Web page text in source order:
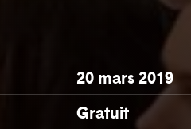
20 mars 2019
Gratuit